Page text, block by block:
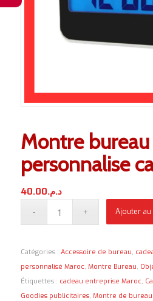
Montre bureau
personnalise
د.م.40.00
Ajouter au
Catégories : Accessoire de bureau,
personnalisé Maroc, Montre Bureau,
Étiquettes : cadeau entreprise Maroc,
Goodies publicitaires, Montre de